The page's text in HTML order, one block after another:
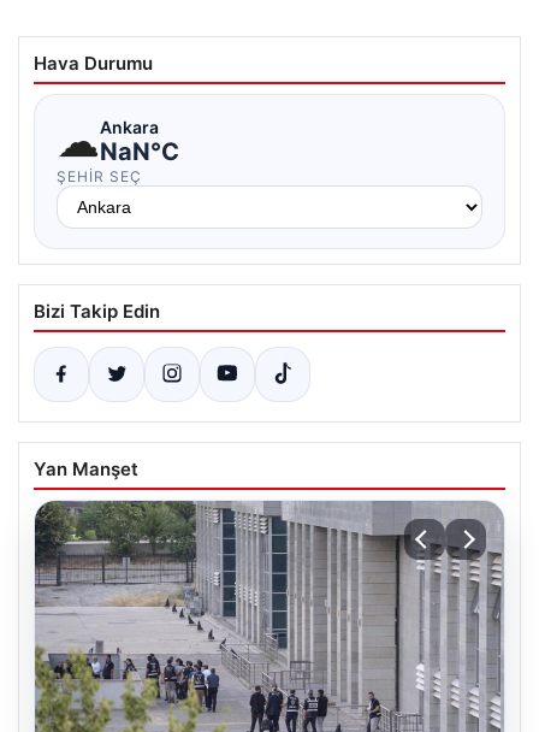
Hava Durumu
☁Ankara
NaN°C
ŞEHIR SEÇ
Bizi Takip Edin
Yan Manşet